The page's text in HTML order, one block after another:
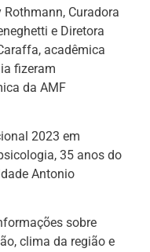
Curadora
e Diretora
acadêmica
fizeram
da AMF
2023 em
35 anos do
Antonio
sobre
clima da região e